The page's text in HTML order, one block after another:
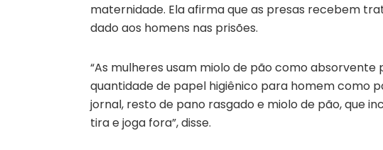
maternidade. Ela afirma que as presas recebem
dado aos homens nas prisões.
“As mulheres usam miolo de pão como absorvente
quantidade de papel higiênico para homem como
jornal, resto de pano rasgado e miolo de pão, que
tira e joga fora”, disse.